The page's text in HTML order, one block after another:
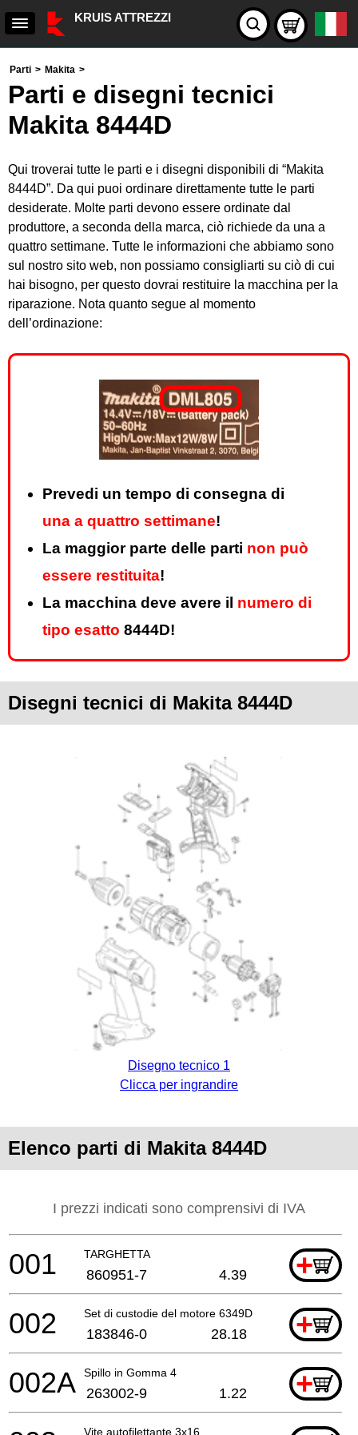
KRUIS ATTREZZI
Parti > Makita >
Parti e disegni tecnici
Makita 8444D
Qui troverai tutte le parti e i disegni disponibili di “Makita
8444D”. Da qui puoi ordinare direttamente tutte le parti
desiderate. Molte parti devono essere ordinate dal
produttore, a seconda della marca, ciò richiede da una a
quattro settimane. Tutte le informazioni che abbiamo sono
sul nostro sito web, non possiamo consigliarti su ciò di cui
hai bisogno, per questo dovrai restituire la macchina per la
riparazione. Nota quanto segue al momento
dell’ordinazione:
Prevedi un tempo di consegna di
una a quattro settimane!
La maggior parte delle parti non può
essere restituita!
La macchina deve avere il numero di
tipo esatto 8444D!
Disegni tecnici di Makita 8444D
Disegno tecnico 1
Clicca per ingrandire
Elenco parti di Makita 8444D
I prezzi indicati sono comprensivi di IVA
TARGHETTA +
001 860951-7 4.39
Set di custodie del motore 6349D +
002 183846-0 28.18
Spillo in Gomma 4 +
002A 263002-9 1.22
Vite autofilettante 3x16